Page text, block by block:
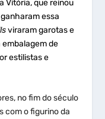
Vitória, que reinou
essa
viraram garotas e
de
estilistas e
no fim do século
com o figurino da